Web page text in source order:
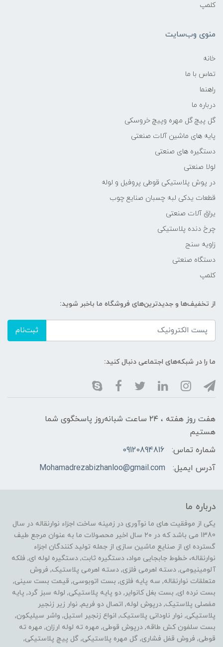
کلمپ
منوی وب‌سایت
خانه
تماس با ما
راهنما
درباره ما
گل پیچ گل مهره وپیچ خروسکی
پایه های ماشین آلات صنعتی
دستگیره های صنعتی
لولا صنعتی
در پوش پلاستیکی قوطی پروفیل و لوله
قطعات یدکی لبه چسبان صنایع چوب
یراق آلات صنعتی
چرخ دنده پلاستیکی
زاویه سنج
دستگاه صنعتی
کلمپ
از تخفیف‌ها و جدیدترین‌های فروشگاه ما باخبر شوید:
ثبت‌نام
ما را در شبکه‌های اجتماعی دنبال کنید:
هفت روز هفته ، ۲۴ ساعت شبانه‌روز پاسخگوی شما
هستیم
شماره تماس:
09120894816
آدرس ایمیل:
Mohamadrezabizhanloo@gmail.com
درباره ما
یکی از موفقیت های ما نوآوری در زمینه ساخت اجزاء نوارنقاله در سال
1380 می باشد که در ۲۰ سال اخیر محصولات ما به عنوان مرجع طیف
گسترده ای از صنایع ماشین سازی از جمله تولید کنندگان اجزاء
نوارنقاله، خطوط جابجایی مواد، دستگیره ثابت, دستگیره لوله ای, فلکه
آلومینیومی, دسته اهرمی فلزی, دسته اهرمی پلاستیک, فروش
متعلقات نوارنقاله, سه پایه فلزی, بست اتوبوسی, قیمت بست سینی,
بست نرده ای, بست بغل کانوایر, دو پایه پلاستیکی, لوله سبز گرد, پایه
مفصلی پلاستیک, درپوش لوله, اتصال دو فریم, نوار زیر زنجیر
پلاستیکی, نوار ناودانی پلاستیک, انواع زنجیر استیل, واشر سیلیکون,
بست سلفون کش طاقه, درپوش قوطی, مهره ته لوله ارزان, مهره ته
قوطی, فروش قفل فشاری, گل مهره پلاستیکی, گل پیچ پلاستیکی,